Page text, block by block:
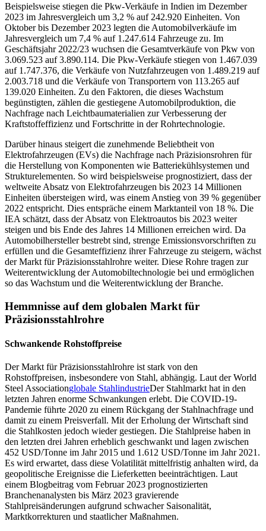
Beispielsweise stiegen die Pkw-Verkäufe in Indien im Dezember
2023 im Jahresvergleich um 3,2 % auf 242.920 Einheiten. Von
Oktober bis Dezember 2023 legten die Automobilverkäufe im
Jahresvergleich um 7,4 % auf 1.247.614 Fahrzeuge zu. Im
Geschäftsjahr 2022/23 wuchsen die Gesamtverkäufe von Pkw von
3.069.523 auf 3.890.114. Die Pkw-Verkäufe stiegen von 1.467.039
auf 1.747.376, die Verkäufe von Nutzfahrzeugen von 1.489.219 auf
2.003.718 und die Verkäufe von Transportern von 113.265 auf
139.020 Einheiten. Zu den Faktoren, die dieses Wachstum
begünstigten, zählen die gestiegene Automobilproduktion, die
Nachfrage nach Leichtbaumaterialien zur Verbesserung der
Kraftstoffeffizienz und Fortschritte in der Rohrtechnologie.
Darüber hinaus steigert die zunehmende Beliebtheit von
Elektrofahrzeugen (EVs) die Nachfrage nach Präzisionsrohren für
die Herstellung von Komponenten wie Batteriekühlsystemen und
Strukturelementen. So wird beispielsweise prognostiziert, dass der
weltweite Absatz von Elektrofahrzeugen bis 2023 14 Millionen
Einheiten übersteigen wird, was einem Anstieg von 39 % gegenüber
2022 entspricht. Dies entspräche einem Marktanteil von 18 %. Die
IEA schätzt, dass der Absatz von Elektroautos bis 2023 weiter
steigen und bis Ende des Jahres 14 Millionen erreichen wird. Da
Automobilhersteller bestrebt sind, strenge Emissionsvorschriften zu
erfüllen und die Gesamteffizienz ihrer Fahrzeuge zu steigern, wächst
der Markt für Präzisionsstahlrohre weiter. Diese Rohre tragen zur
Weiterentwicklung der Automobiltechnologie bei und ermöglichen
so das Wachstum und die Weiterentwicklung der Branche.
Hemmnisse auf dem globalen Markt für
Präzisionsstahlrohre
Schwankende Rohstoffpreise
Der Markt für Präzisionsstahlrohre ist stark von den
Rohstoffpreisen, insbesondere von Stahl, abhängig. Laut der World
Steel Associationglobale StahlindustrieDer Stahlmarkt hat in den
letzten Jahren enorme Schwankungen erlebt. Die COVID-19-
Pandemie führte 2020 zu einem Rückgang der Stahlnachfrage und
damit zu einem Preisverfall. Mit der Erholung der Wirtschaft sind
die Stahlkosten jedoch wieder gestiegen. Die Stahlpreise haben in
den letzten drei Jahren erheblich geschwankt und lagen zwischen
452 USD/Tonne im Jahr 2015 und 1.612 USD/Tonne im Jahr 2021.
Es wird erwartet, dass diese Volatilität mittelfristig anhalten wird, da
geopolitische Ereignisse die Lieferketten beeinträchtigen. Laut
einem Blogbeitrag vom Februar 2023 prognostizierten
Branchenanalysten bis März 2023 gravierende
Stahlpreisänderungen aufgrund schwacher Saisonalität,
Marktkorrekturen und staatlicher Maßnahmen.